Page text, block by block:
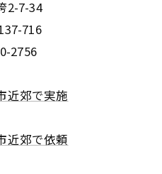
2-7-34
716
2756
近郊で実施
近郊で依頼